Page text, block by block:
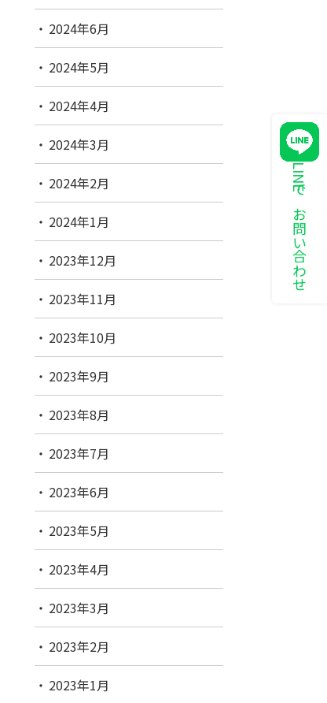
LINEでお問い合わせ
2024年6月
2024年5月
2024年4月
2024年3月
2024年2月
2024年1月
2023年12月
2023年11月
2023年10月
2023年9月
2023年8月
2023年7月
2023年6月
2023年5月
2023年4月
2023年3月
2023年2月
2023年1月